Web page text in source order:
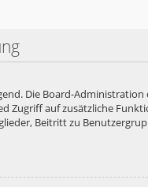
Die Board-
Zugriff auf zusätzliche
Beitritt zu